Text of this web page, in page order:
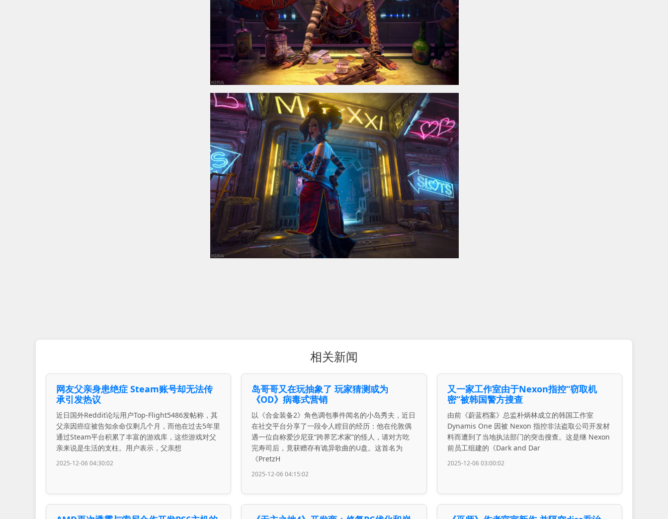
相关新闻
网友父亲身患绝症 Steam账号却无法传
承引发热议
近日国外Reddit论坛用户Top-Flight5486发帖称，其
父亲因癌症被告知余命仅剩几个月，而他在过去5年里
通过Steam平台积累了丰富的游戏库，这些游戏对父
亲来说是生活的支柱。用户表示，父亲想
2025-12-06 04:30:02
岛哥哥又在玩抽象了 玩家猜测或为
《OD》病毒式营销
以《合金装备2》角色调包事件闻名的小岛秀夫，近日
在社交平台分享了一段令人瞠目的经历：他在伦敦偶
遇一位自称爱沙尼亚“跨界艺术家”的怪人，请对方吃
完寿司后，竟获赠存有诡异歌曲的U盘。这首名为
《PretzH
2025-12-06 04:15:02
又一家工作室由于Nexon指控“窃取机
密”被韩国警方搜查
由前《蔚蓝档案》总监朴炳林成立的韩国工作室
Dynamis One 因被 Nexon 指控非法盗取公司开发材
料而遭到了当地执法部门的突击搜查。这是继 Nexon
前员工组建的《Dark and Dar
2025-12-06 03:00:02